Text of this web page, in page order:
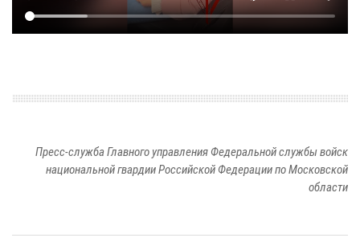
Пресс-служба Главного управления Федеральной службы войск
национальной гвардии Российской Федерации по Московской
области